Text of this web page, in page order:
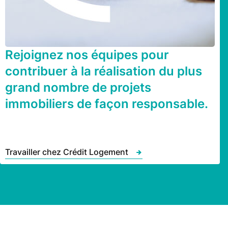
Rejoignez nos équipes pour
contribuer à la réalisation du plus
grand nombre de projets
immobiliers de façon responsable.
Travailler chez Crédit Logement